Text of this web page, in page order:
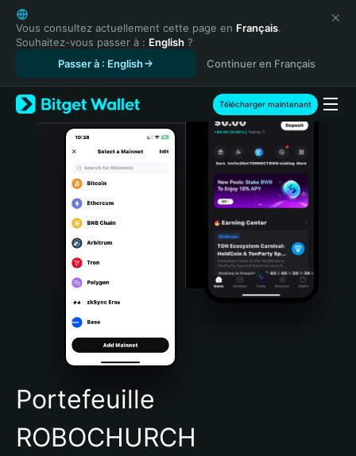
English
日本語
Tiếng Việt
Español (Latinoamérica)
Türkçe
Italiano
Português (Portugal)
Bahasa Indonesia
Português (Brasil)
Español (Argentina)
Vous consultez actuellement cette page en Français.
Souhaitez-vous passer à : English ?
Passer à : English
Continuer en Français
Télécharger maintenant
Portefeuille
ROBOCHURCH